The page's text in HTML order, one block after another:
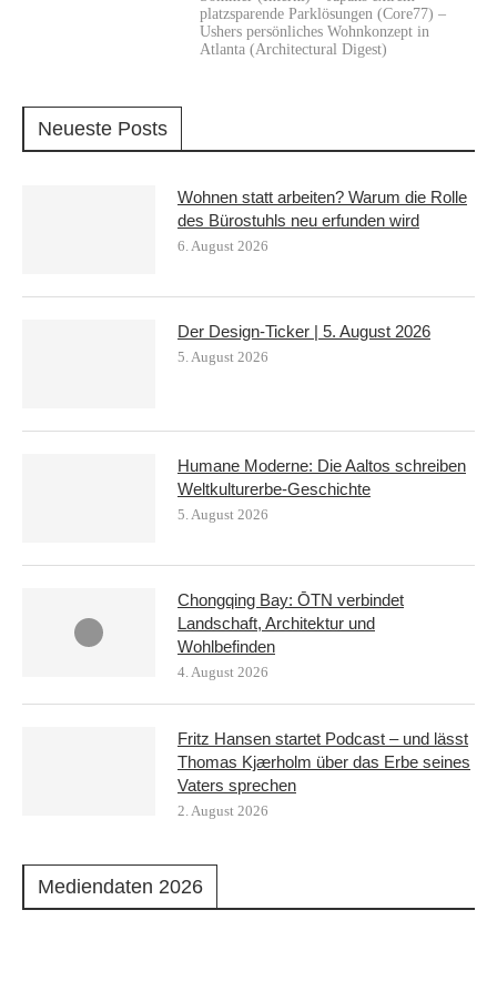
platzsparende Parklösungen (Core77) –
Ushers persönliches Wohnkonzept in
Atlanta (Architectural Digest)
Neueste Posts
Wohnen statt arbeiten? Warum die Rolle
des Bürostuhls neu erfunden wird
6. August 2026
Der Design-Ticker | 5. August 2026
5. August 2026
Humane Moderne: Die Aaltos schreiben
Weltkulturerbe-Geschichte
5. August 2026
Chongqing Bay: ŌTN verbindet
Landschaft, Architektur und
Wohlbefinden
4. August 2026
Fritz Hansen startet Podcast – und lässt
Thomas Kjærholm über das Erbe seines
Vaters sprechen
2. August 2026
Mediendaten 2026